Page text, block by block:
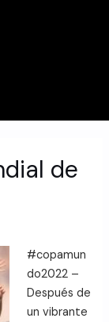
de
#copamun
do2022 –
Después de
un vibrante